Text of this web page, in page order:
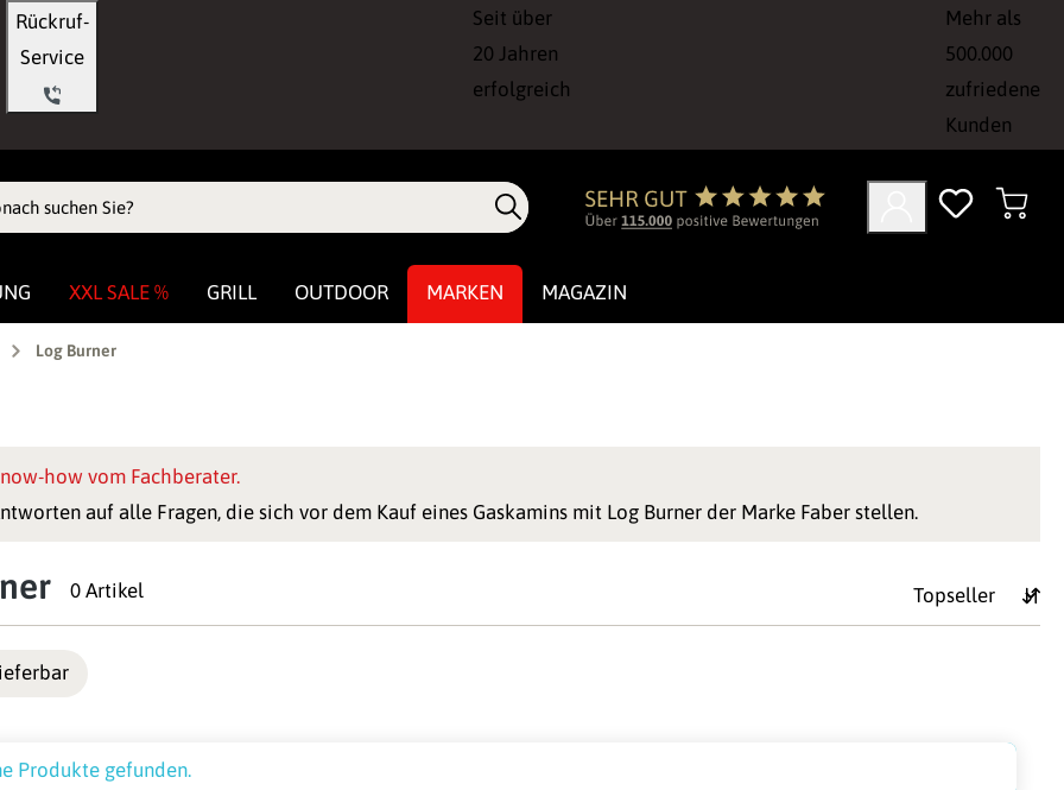
Rückruf-
Seit über
20 Jahren
erfolgreich
Mehr als
500.000
zufriedene
Kunden
XXL SALE % GRILL OUTDOOR MARKEN MAGAZIN
Log Burner
how vom Fachberater.
auf alle Fragen, die sich vor dem Kauf eines Gaskamins mit Log Burner der Marke Faber stellen.
0 Artikel
Produkte gefunden.